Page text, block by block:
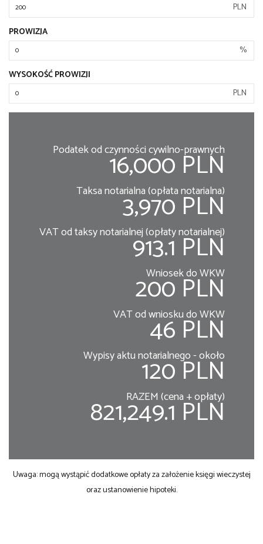
PLN
PROWIZJA
%
WYSOKOŚĆ PROWIZJI
PLN
Podatek od czynności cywilno-prawnych
16,000 PLN
Taksa notarialna (opłata notarialna)
3,970 PLN
VAT od taksy notarialnej (opłaty notarialnej)
913.1 PLN
Wniosek do WKW
200 PLN
VAT od wniosku do WKW
46 PLN
Wypisy aktu notarialnego - około
120 PLN
RAZEM (cena + opłaty)
821,249.1 PLN
Uwaga: mogą wystąpić dodatkowe opłaty za założenie księgi wieczystej
oraz ustanowienie hipoteki.